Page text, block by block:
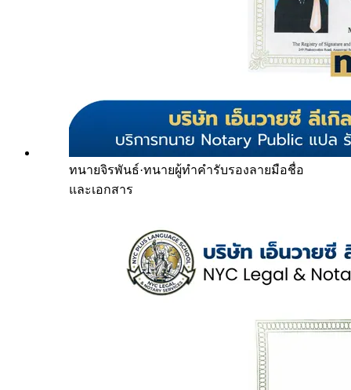
ทนายจิรพันธ์·ทนายผู้ทำคำรับรองลายมือชื่อ
และเอกสาร